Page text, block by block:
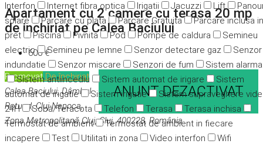
Interfon
Internet fibra optica Irigatii Jacuzzi Lift
solare
Parcare cu plata Parcare Gratuita
Parcare inclusa in
pret
Piscina Pivnita Pod Pompe de caldura
Semineu
electric
Semineu pe lemne Senzor detectare gaz
Senzor
indundatie
Senzor miscare Senzori de fum
Sistem alarma
Sistem antiincediu
Sistem automat de irigare
Sistem
automat de irigatie
Sistem irigatie
Sistem supraveghere
24H
Soba/Teracota Telefon Terasa
Terasa inchisa
Termostat de ambient
Termostat de ambient in fiecare
incapere
Test Utilitati in zona Video interfon Wifi
Apartament cu 2 camere cu terasa 20 mp
de inchiriat pe Calea Baciului
600 €
PromovatDe închiriat
ANUNT DEZACTIVAT
Calea Baciului, Dâmbul
Rotund, Cluj-Napoca,
Zona Metropolitană Cluj, Cluj, 400228, România